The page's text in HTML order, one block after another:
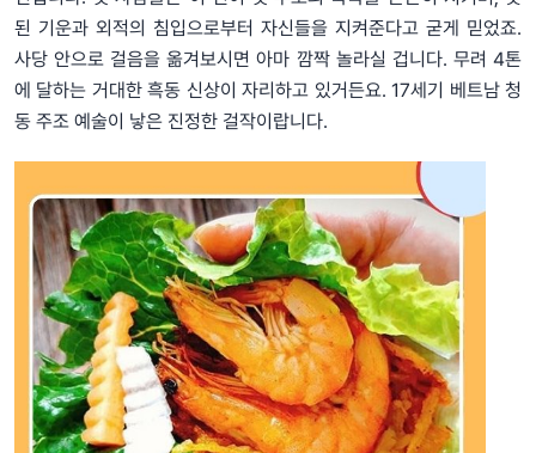
된 기운과 외적의 침입으로부터 자신들을 지켜준다고 굳게 믿었죠.
사당 안으로 걸음을 옮겨보시면 아마 깜짝 놀라실 겁니다. 무려 4톤
에 달하는 거대한 흑동 신상이 자리하고 있거든요. 17세기 베트남 청
동 주조 예술이 낳은 진정한 걸작이랍니다.